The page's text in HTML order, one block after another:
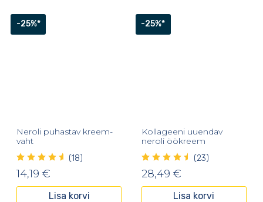
-25%*
Neroli puhastav kreem-
vaht
(18)
14,19 €
Lisa korvi
-25%*
Kollageeni uuendav
neroli öökreem
(23)
28,49 €
Lisa korvi